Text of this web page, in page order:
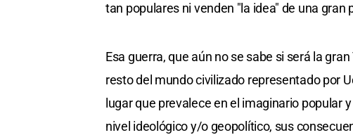
tan populares ni venden "la idea" de una gran
Esa guerra, que aún no se sabe si será la
resto del mundo civilizado representado por
lugar que prevalece en el imaginario popular
nivel ideológico y/o geopolítico, sus